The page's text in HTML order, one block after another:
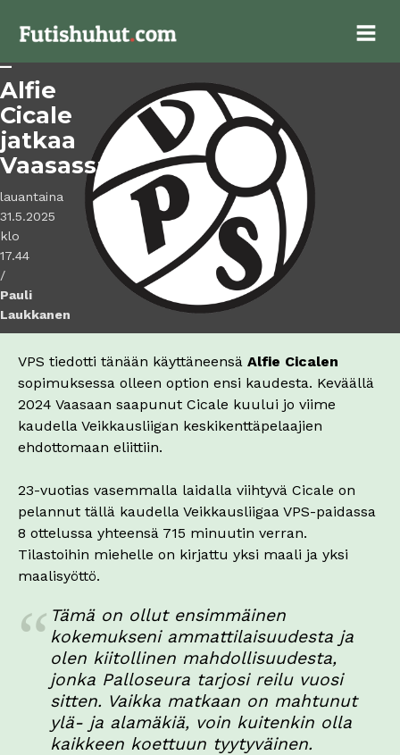
jatkosopimus
–
Alfie
Cicale
jatkaa
Vaasassa
lauantaina
31.5.2025
klo
17.44
/
Pauli
Laukkanen
VPS tiedotti tänään käyttäneensä Alfie Cicalen
sopimuksessa olleen option ensi kaudesta. Keväällä
2024 Vaasaan saapunut Cicale kuului jo viime
kaudella Veikkausliigan keskikenttäpelaajien
ehdottomaan eliittiin.
23-vuotias vasemmalla laidalla viihtyvä Cicale on
pelannut tällä kaudella Veikkausliigaa VPS-paidassa
8 ottelussa yhteensä 715 minuutin verran.
Tilastoihin miehelle on kirjattu yksi maali ja yksi
maalisyöttö.
Tämä on ollut ensimmäinen
kokemukseni ammattilaisuudesta ja
olen kiitollinen mahdollisuudesta,
jonka Palloseura tarjosi reilu vuosi
sitten. Vaikka matkaan on mahtunut
ylä- ja alamäkiä, voin kuitenkin olla
kaikkeen koettuun tyytyväinen.